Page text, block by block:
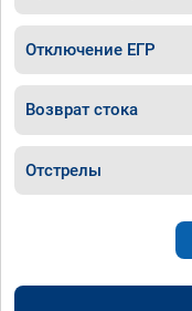
Отключение ЕГР
Возврат стока
Отстрелы